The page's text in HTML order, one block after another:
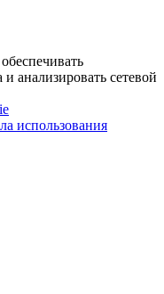
анализировать сетевой
использования